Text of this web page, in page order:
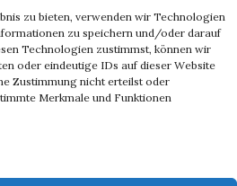
zu bieten, verwenden wir Technologien
zu speichern und/oder darauf
Technologien zustimmst, können wir
oder eindeutige IDs auf dieser Website
Zustimmung nicht erteilst oder
Merkmale und Funktionen